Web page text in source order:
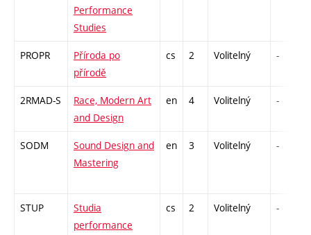
Performance
Studies
PROPR
Příroda po
přírodě
cs 2 Volitelný -
2RMAD-S
Race, Modern Art
and Design
en 4 Volitelný -
SODM
Sound Design and
Mastering
en 3 Volitelný -
STUP
Studia
performance
cs 2 Volitelný -